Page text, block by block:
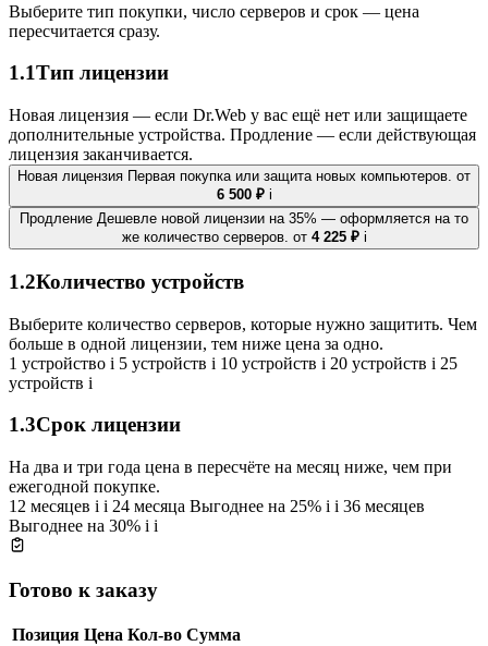
Выберите тип покупки, число серверов и срок — цена
пересчитается сразу.
1.1Тип лицензии
Новая лицензия — если Dr.Web у вас ещё нет или защищаете
дополнительные устройства. Продление — если действующая
лицензия заканчивается.
Новая лицензия Первая покупка или защита новых компьютеров. от
6 500 ₽ i
Продление Дешевле новой лицензии на 35% — оформляется на то
же количество серверов. от 4 225 ₽ i
1.2Количество устройств
Выберите количество серверов, которые нужно защитить. Чем
больше в одной лицензии, тем ниже цена за одно.
1 устройство i 5 устройств i 10 устройств i 20 устройств i 25
устройств i
1.3Срок лицензии
На два и три года цена в пересчёте на месяц ниже, чем при
ежегодной покупке.
12 месяцев i i 24 месяца Выгоднее на 25% i i 36 месяцев
Выгоднее на 30% i i
Готово к заказу
Позиция Цена Кол-во Сумма